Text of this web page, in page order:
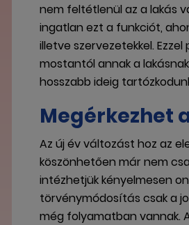
nem feltétlenül az a lakás
ingatlan ezt a funkciót,
illetve szervezetekkel.
mostantól annak a
hosszabb ideig
Megérkezhet
Az új év változást hoz az
köszönhetően már nem
intézhetjük kényelmesen
törvénymódosítás csak a
még folyamatban vannak.